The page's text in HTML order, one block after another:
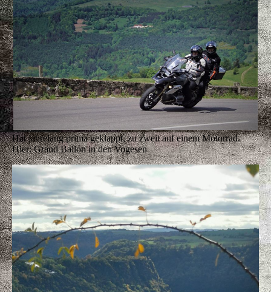
Hat jahrelang prima geklappt, zu zweit auf einem Motorrad.
Hier: Grand Ballon in den Vogesen